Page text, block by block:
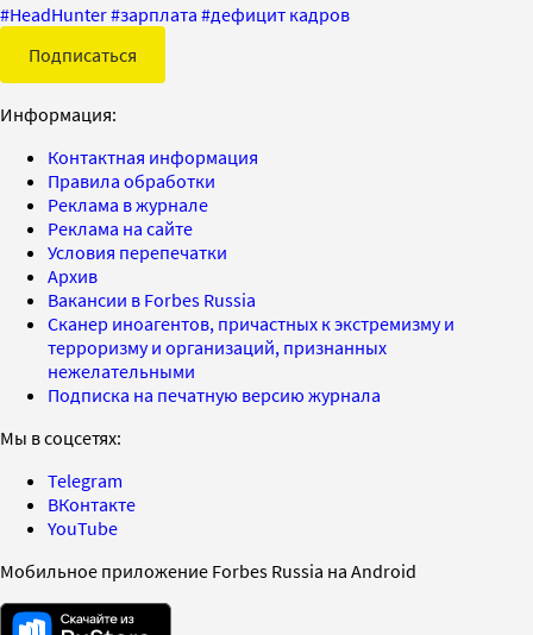
#HeadHunter#зарплата #дефицит кадров
Подписаться
Информация:
Контактная информация
Правила обработки
Реклама в журнале
Реклама на сайте
Условия перепечатки
Архив
Вакансии в Forbes Russia
Сканер иноагентов, причастных к экстремизму и
терроризму и организаций, признанных
нежелательными
Подписка на печатную версию журнала
Мы в соцсетях:
Telegram
ВКонтакте
YouTube
Мобильное приложение Forbes Russia на Android